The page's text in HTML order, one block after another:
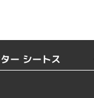
ー シートス